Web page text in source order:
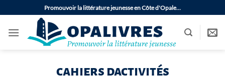
au
contenu
Promouvoir la littérature jeunesse en Côte d'Opale…
cahiers dactivités